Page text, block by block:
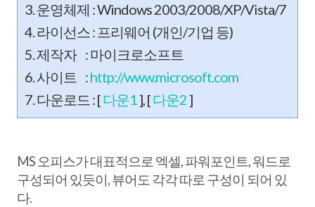
3. 운영체제 : Windows 2003/2008/XP/Vista/7
4. 라이선스 : 프리웨어 (개인/기업 등)
5. 제작자 : 마이크로소프트
6. 사이트 :http://www.microsoft.com
7. 다운로드 : [다운1], [다운2]
MS 오피스가 대표적으로 엑셀, 파워포인트, 워드로
구성되어 있듯이, 뷰어도 각각 따로 구성이 되어 있
다.